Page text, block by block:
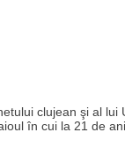
clujean şi al lui
în cui la 21 de ani